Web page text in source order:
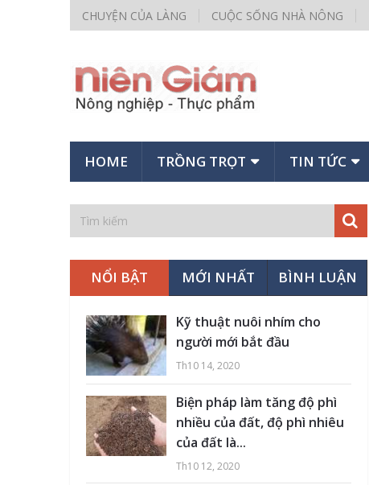
CHUYỆN CỦA LÀNG CUỘC SỐNG NHÀ NÔNG
HOME TRỒNG TRỌT TIN TỨC
NỔI BẬT MỚI NHẤT BÌNH LUẬN
Kỹ thuật nuôi nhím cho
người mới bắt đầu
Th10 14, 2020
Biện pháp làm tăng độ phì
nhiều của đất, độ phì nhiêu
của đất là...
Th10 12, 2020